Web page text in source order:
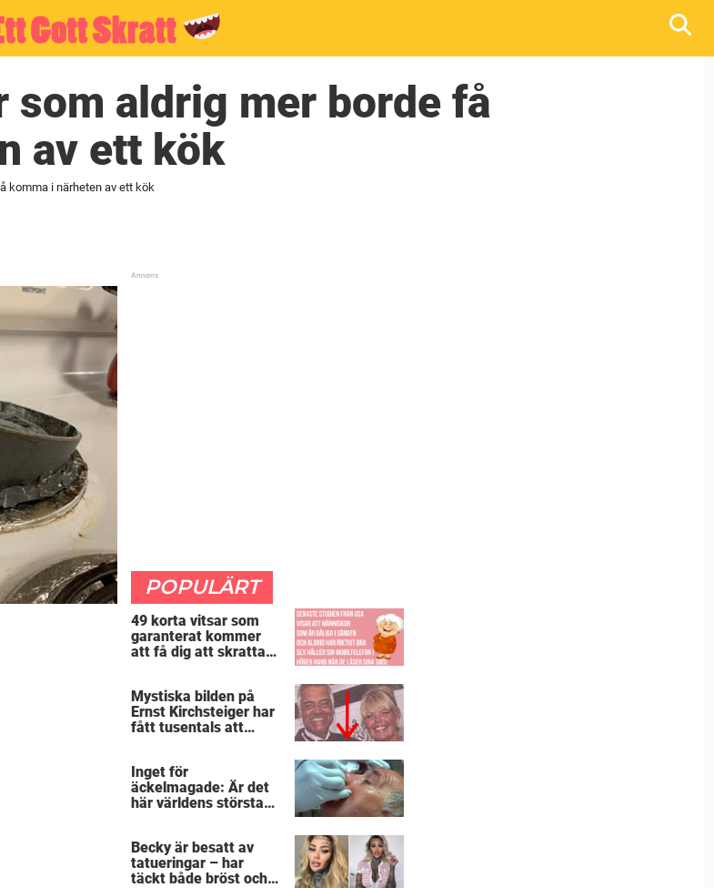
som aldrig mer borde få
av ett kök
komma i närheten av ett kök
POPULÄRT
49 korta vitsar som
garanterat kommer
att få dig att skratta
Mystiska bilden på
Ernst Kirchsteiger har
fått tusentals att
Inget för
äckelmagade: Är det
här världens största
Becky är besatt av
tatueringar – har
täckt både bröst och